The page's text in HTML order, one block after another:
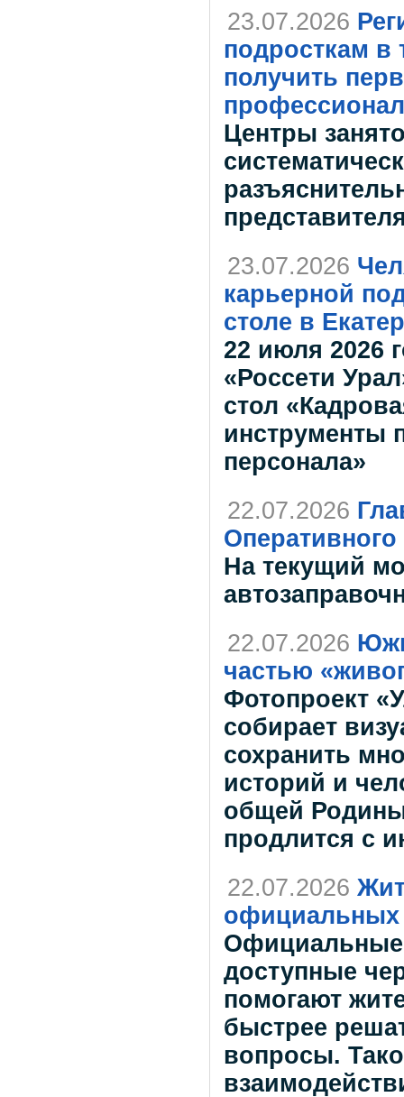
23.07.2026
подросткам в
получить
Центры
23.07.2026
карьерной
столе в
22 июля 2026
«Россети
стол
инструменты
персонала»
22.07.2026
На текущий
22.07.2026
частью
Фотопроект
собирает
сохранить
историй и
общей
продлится с
22.07.2026
официальных
Официальные
доступные
помогают
быстрее
вопросы.